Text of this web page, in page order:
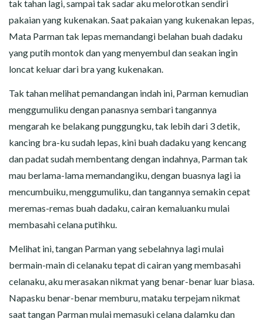
tak tahan lagi, sampai tak sadar aku melorotkan sendiri
pakaian yang kukenakan. Saat pakaian yang kukenakan lepas,
Mata Parman tak lepas memandangi belahan buah dadaku
yang putih montok dan yang menyembul dan seakan ingin
loncat keluar dari bra yang kukenakan.
Tak tahan melihat pemandangan indah ini, Parman kemudian
menggumuliku dengan panasnya sembari tangannya
mengarah ke belakang punggungku, tak lebih dari 3 detik,
kancing bra-ku sudah lepas, kini buah dadaku yang kencang
dan padat sudah membentang dengan indahnya, Parman tak
mau berlama-lama memandangiku, dengan buasnya lagi ia
mencumbuiku, menggumuliku, dan tangannya semakin cepat
meremas-remas buah dadaku, cairan kemaluanku mulai
membasahi celana putihku.
Melihat ini, tangan Parman yang sebelahnya lagi mulai
bermain-main di celanaku tepat di cairan yang membasahi
celanaku, aku merasakan nikmat yang benar-benar luar biasa.
Napasku benar-benar memburu, mataku terpejam nikmat
saat tangan Parman mulai memasuki celana dalamku dan